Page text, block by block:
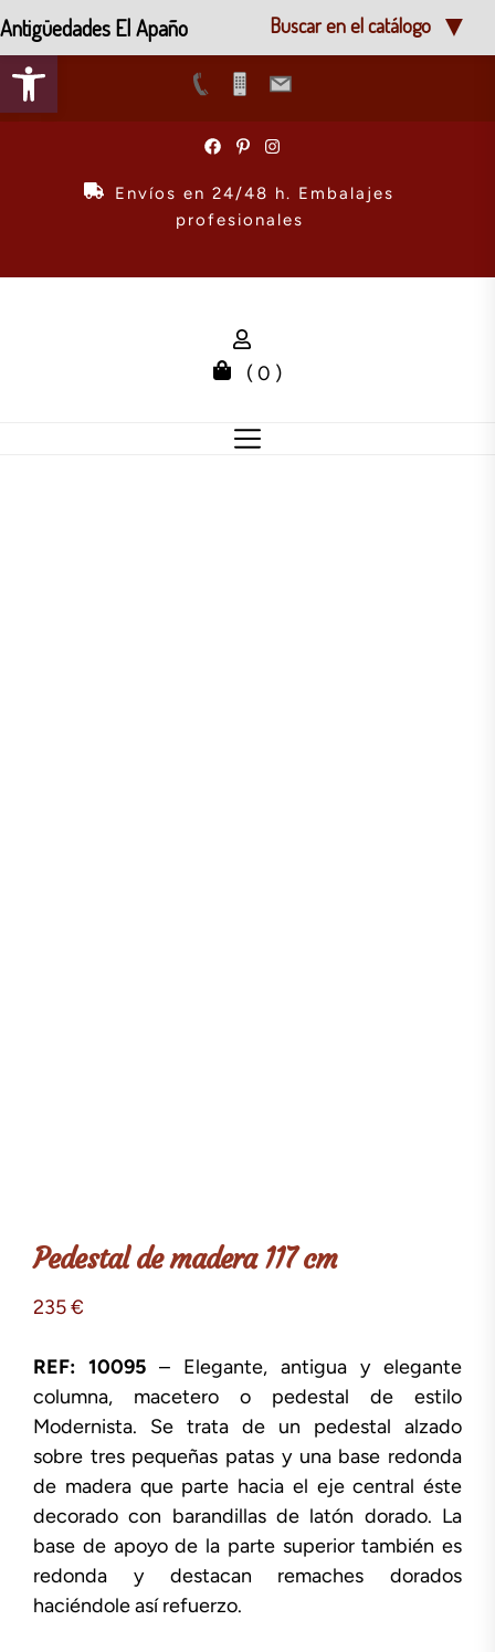
Abrir barra de herramientas
Envíos en 24/48 h. Embalajes
profesionales
( 0 )
Pedestal de madera 117 cm
235€
REF: 10095 – Elegante, antigua y elegante
columna, macetero o pedestal de estilo
Modernista. Se trata de un pedestal alzado
sobre tres pequeñas patas y una base redonda
de madera que parte hacia el eje central éste
decorado con barandillas de latón dorado. La
base de apoyo de la parte superior también es
redonda y destacan remaches dorados
haciéndole así refuerzo.
Antigüedades El Apaño Buscar en el catálogo